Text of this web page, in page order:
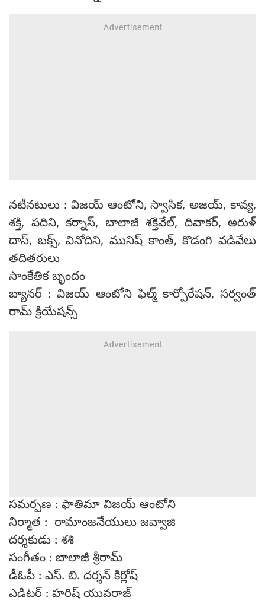
నటీనటులు : విజయ్ ఆంటోని, స్వాసిక, అజయ్, కావ్య,
శక్తి, పదిని, కర్నాస్, బాలాజీ శక్తివేల్, దివాకర్, అరుళ్
దాస్, బక్స్, వినోదిని, మునిష్ కాంత్, కొడంగి వడివేలు
తదితరులు
సాంకేతిక బృందం
బ్యానర్ : విజయ్ ఆంటోని ఫిల్మ్ కార్పోరేషన్, సర్వంత్
రామ్ క్రియేషన్స్
సమర్పణ : ఫాతిమా విజయ్ ఆంటోని
నిర్మాత : రామాంజనేయులు జవ్వాజి
దర్శకుడు : శశి
సంగీతం : బాలాజీ శ్రీరామ్
డీఓపీ : ఎస్. బి. దర్శన్ కిర్లోష్
ఎడిటర్ : హరిష్ యువరాజ్